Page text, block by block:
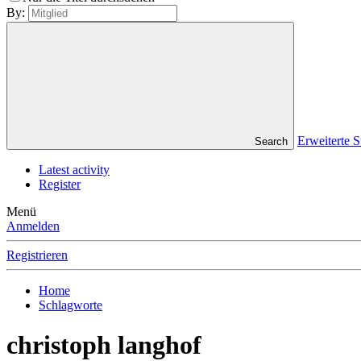
By:
Search Erweiterte
Latest activity
Register
Menü
Anmelden
Registrieren
Home
Schlagworte
christoph langhof